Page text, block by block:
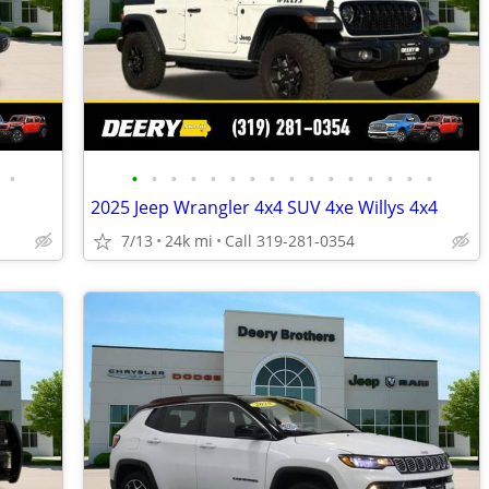
• • • • • • • • • • • • • • • • •
2025 Jeep Wrangler 4x4 SUV 4xe Willys 4x4
7/13 24k mi Call 319-281-0354